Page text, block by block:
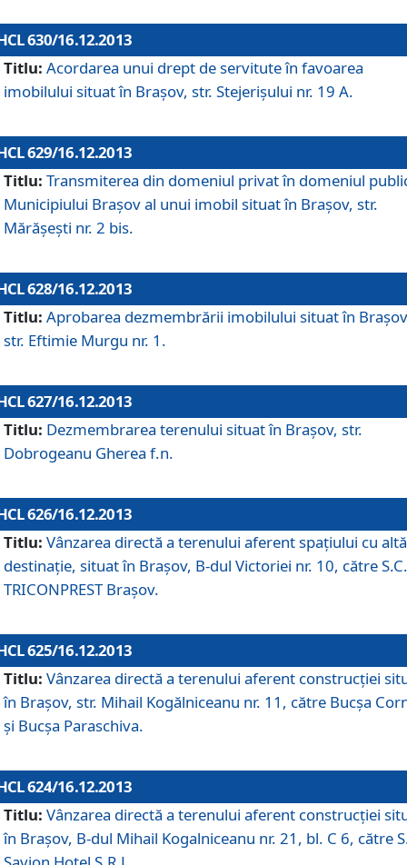
630/16.12.2013
Titlu: Acordarea unui drept de servitute în favoarea
imobilului situat în Braşov, str. Stejerişului nr. 19 A.
629/16.12.2013
Titlu: Transmiterea din domeniul privat în domeniul
Municipiului Braşov al unui imobil situat în Braşov, str.
Mărăşeşti nr. 2 bis.
628/16.12.2013
Titlu: Aprobarea dezmembrării imobilului situat în
str. Eftimie Murgu nr. 1.
627/16.12.2013
Titlu: Dezmembrarea terenului situat în Braşov, str.
Dobrogeanu Gherea f.n.
626/16.12.2013
Titlu: Vânzarea directă a terenului aferent spaţiului cu altă
destinaţie, situat în Braşov, B-dul Victoriei nr. 10, către S.C.
TRICONPREST Braşov.
625/16.12.2013
Titlu: Vânzarea directă a terenului aferent construcţiei
în Braşov, str. Mihail Kogălniceanu nr. 11, către Bucşa
şi Bucşa Paraschiva.
624/16.12.2013
Titlu: Vânzarea directă a terenului aferent construcţiei
în Braşov, B-dul Mihail Kogalniceanu nr. 21, bl. C 6, către